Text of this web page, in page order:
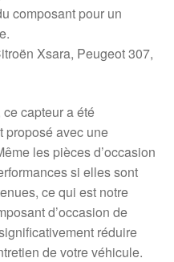
composant pour un
Xsara, Peugeot 307,
capteur a été
proposé avec une
les pièces d’occasion
si elles sont
ce qui est notre
d’occasion de
réduire
de votre véhicule.